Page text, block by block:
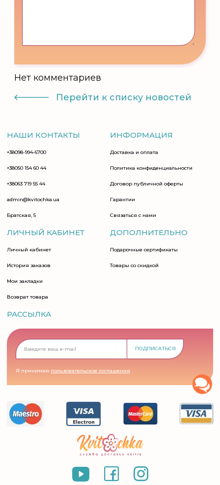
Нет комментариев
Перейти к списку новостей
НАШИ КОНТАКТЫ
+38098-994-6700
+38050 154 60 44
+38063 719 55 44
admin@kvitochka.ua
Братская, 5
ИНФОРМАЦИЯ
Доставка и оплата
Политика конфиденциальности
Договор публичной оферты
Гарантии
Связаться с нами
ЛИЧНЫЙ КАБИНЕТ
Личный кабинет
История заказов
Мои закладки
Возврат товара
ДОПОЛНИТЕЛЬНО
Подарочные сертификаты
Товары со скидкой
РАССЫЛКА
ПОДПИСАТЬСЯ
Я принимаю пользовательское соглашения